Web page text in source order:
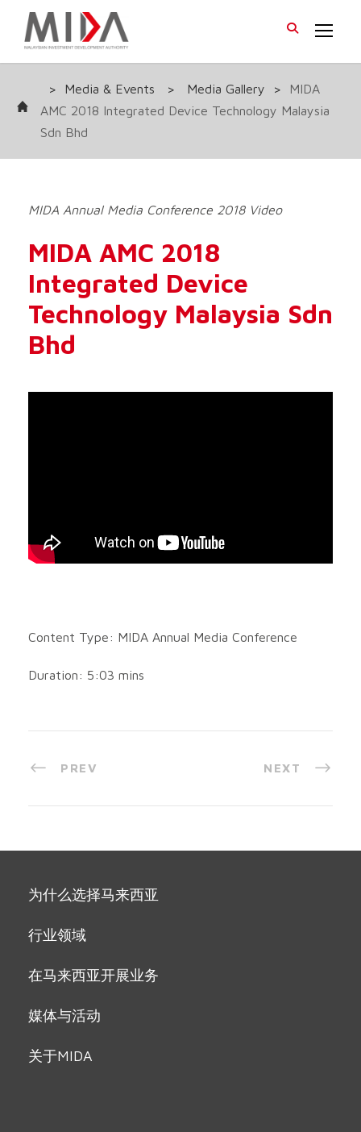
> Media & Events > Media Gallery >
MIDA
AMC 2018 Integrated Device Technology Malaysia
Sdn Bhd
MIDA Annual Media Conference 2018 Video
MIDA AMC 2018
Integrated Device
Technology Malaysia Sdn
Bhd
Content Type: MIDA Annual Media Conference
Duration: 5:03 mins
PREV NEXT
为什么选择马来西亚
行业领域
在马来西亚开展业务
媒体与活动
关于MIDA